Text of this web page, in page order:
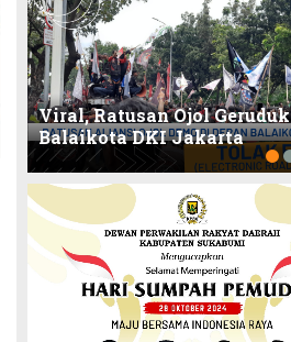
Viral, Ratusan Ojol Geruduk
Balaikota DKI Jakarta